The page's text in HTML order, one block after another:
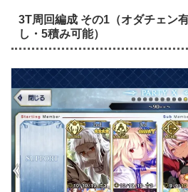
3T周回編成 その1（オダチェン
し・5積み可能）